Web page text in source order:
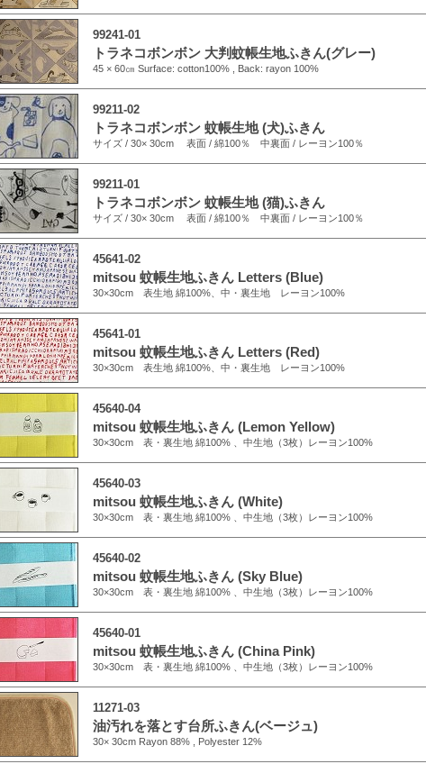
99241-01
トラネコボンボン 大判蚊帳生地ふきん(グレー)
45 × 60㎝ Surface: cotton100% , Back: rayon 100%
99211-02
トラネコボンボン 蚊帳生地 (犬)ふきん
サイズ / 30× 30cm 表面 / 綿100％ 中裏面 / レーヨン100％
99211-01
トラネコボンボン 蚊帳生地 (猫)ふきん
サイズ / 30× 30cm 表面 / 綿100％ 中裏面 / レーヨン100％
45641-02
mitsou 蚊帳生地ふきん Letters (Blue)
30×30cm 表生地 綿100%、中・裏生地 レーヨン100%
45641-01
mitsou 蚊帳生地ふきん Letters (Red)
30×30cm 表生地 綿100%、中・裏生地 レーヨン100%
45640-04
mitsou 蚊帳生地ふきん (Lemon Yellow)
30×30cm 表・裏生地 綿100% 、中生地（3枚）レーヨン100%
45640-03
mitsou 蚊帳生地ふきん (White)
30×30cm 表・裏生地 綿100% 、中生地（3枚）レーヨン100%
45640-02
mitsou 蚊帳生地ふきん (Sky Blue)
30×30cm 表・裏生地 綿100% 、中生地（3枚）レーヨン100%
45640-01
mitsou 蚊帳生地ふきん (China Pink)
30×30cm 表・裏生地 綿100% 、中生地（3枚）レーヨン100%
11271-03
油汚れを落とす台所ふきん(ベージュ)
30× 30cm Rayon 88% , Polyester 12%